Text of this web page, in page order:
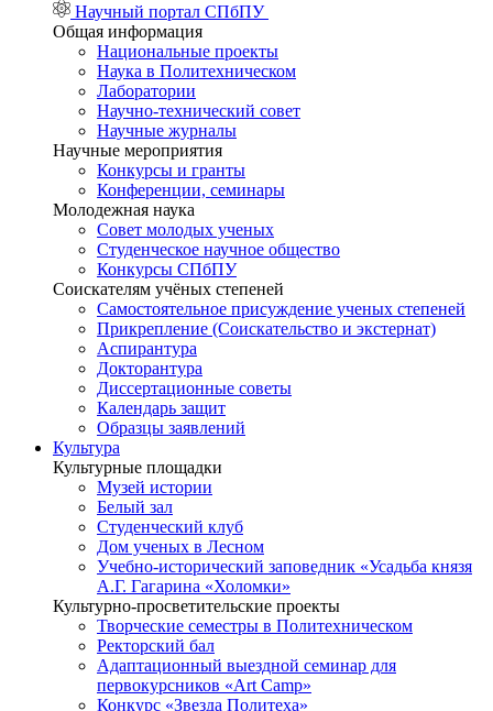
Научный портал СПбПУ
Общая информация
Национальные проекты
Наука в Политехническом
Лаборатории
Научно-технический совет
Научные журналы
Научные мероприятия
Конкурсы и гранты
Конференции, семинары
Молодежная наука
Совет молодых ученых
Студенческое научное общество
Конкурсы СПбПУ
Соискателям учёных степеней
Самостоятельное присуждение ученых степеней
Прикрепление (Соискательство и экстернат)
Аспирантура
Докторантура
Диссертационные советы
Календарь защит
Образцы заявлений
Культура
Культурные площадки
Музей истории
Белый зал
Студенческий клуб
Дом ученых в Лесном
Учебно-исторический заповедник «Усадьба князя
А.Г. Гагарина «Холомки»
Культурно-просветительские проекты
Творческие семестры в Политехническом
Ректорский бал
Адаптационный выездной семинар для
первокурсников «Art Camp»
Конкурс «Звезда Политеха»